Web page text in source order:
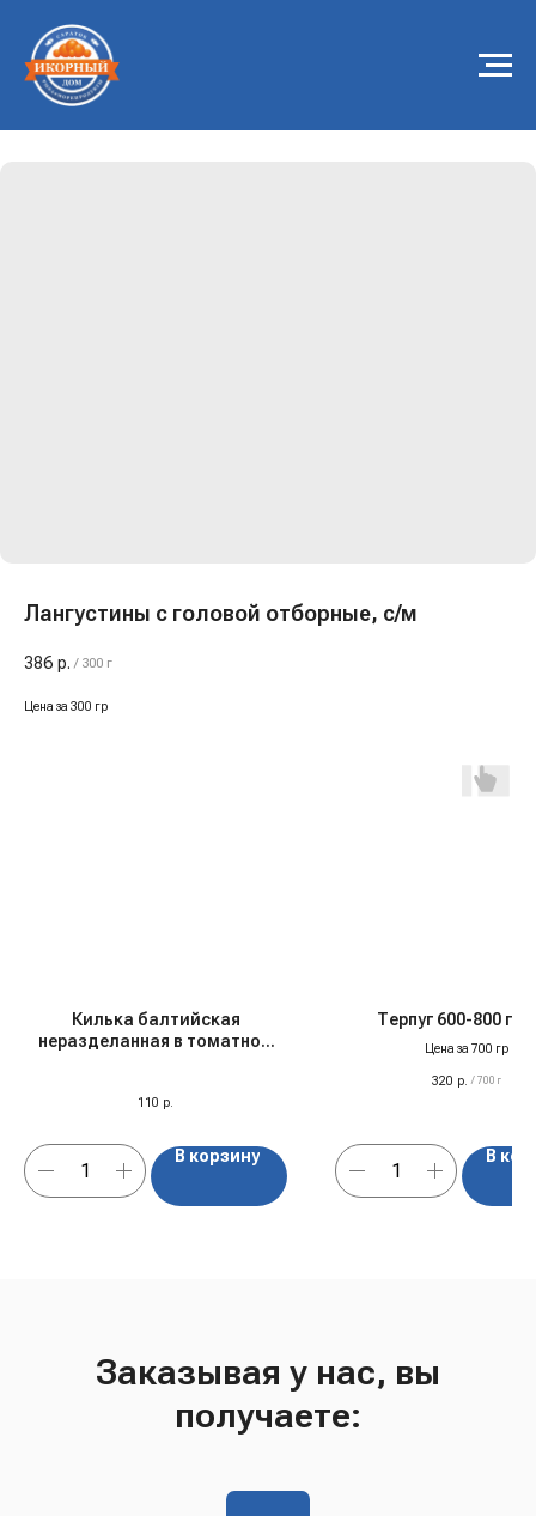
Лангустины с головой отборные, с/м
386 р. / 300 г
Цена за 300 гр
Килька балтийская
неразделанная в томатном
110 р.
В корзину
Терпуг 600-800 гр,
Цена за 700 гр
320 р. / 700 г
В
Заказывая у нас, вы
получаете: